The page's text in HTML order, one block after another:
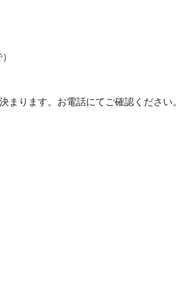
まります。お電話にてご確認ください。